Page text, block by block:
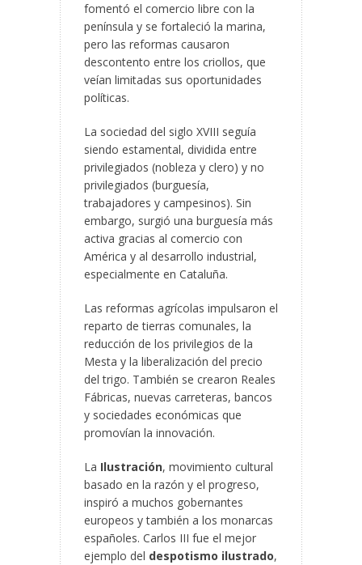
fomentó el comercio libre con la
península y se fortaleció la marina,
pero las reformas causaron
descontento entre los criollos, que
veían limitadas sus oportunidades
políticas.
La sociedad del siglo XVIII seguía
siendo estamental, dividida entre
privilegiados (nobleza y clero) y no
privilegiados (burguesía,
trabajadores y campesinos). Sin
embargo, surgió una burguesía más
activa gracias al comercio con
América y al desarrollo industrial,
especialmente en Cataluña.
Las reformas agrícolas impulsaron el
reparto de tierras comunales, la
reducción de los privilegios de la
Mesta y la liberalización del precio
del trigo. También se crearon Reales
Fábricas, nuevas carreteras, bancos
y sociedades económicas que
promovían la innovación.
La Ilustración, movimiento cultural
basado en la razón y el progreso,
inspiró a muchos gobernantes
europeos y también a los monarcas
españoles. Carlos III fue el mejor
ejemplo del despotismo ilustrado,